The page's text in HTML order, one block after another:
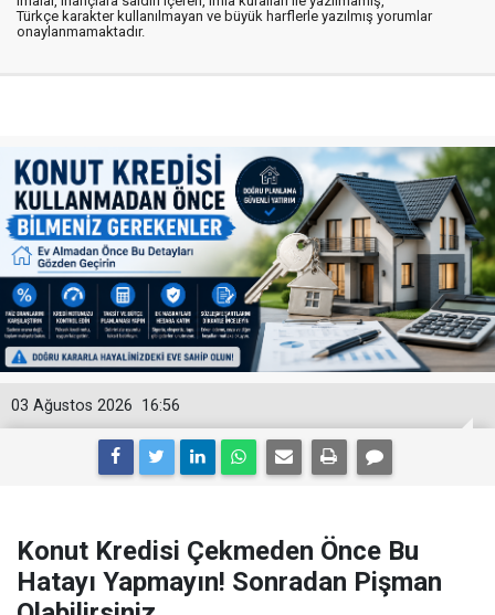
Türkçe karakter kullanılmayan ve büyük harflerle yazılmış yorumlar
onaylanmamaktadır.
16:56
03 Ağustos 2026
Konut Kredisi Çekmeden Önce Bu
Hatayı Yapmayın! Sonradan Pişman